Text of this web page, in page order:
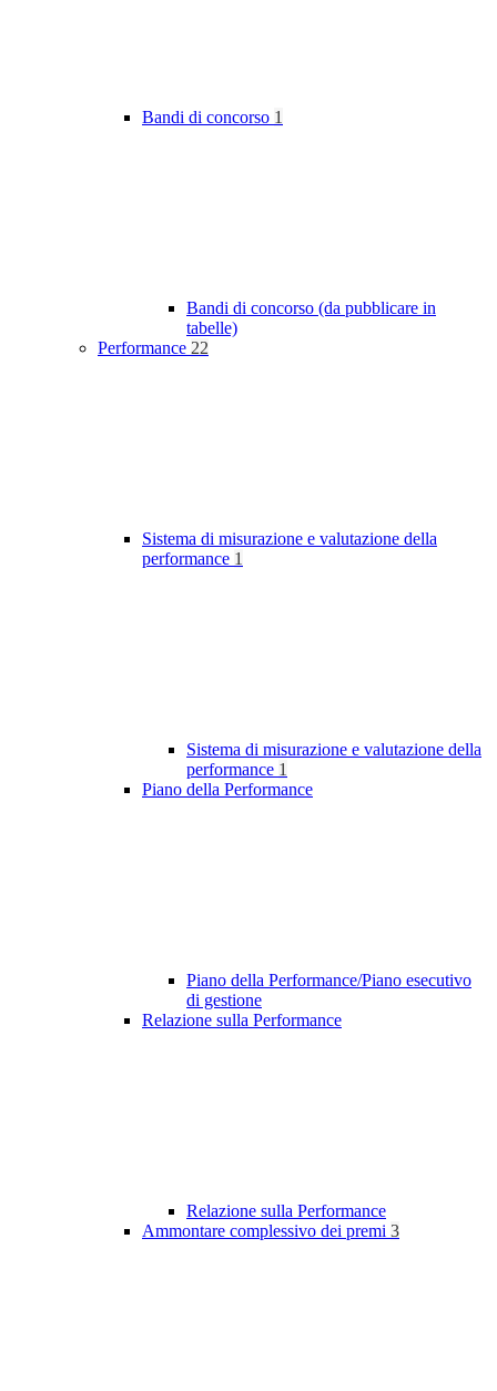
Bandi di concorso 1
Bandi di concorso (da pubblicare in
tabelle)
Performance 22
Sistema di misurazione e valutazione della
performance 1
Sistema di misurazione e valutazione della
performance 1
Piano della Performance
Piano della Performance/Piano esecutivo
di gestione
Relazione sulla Performance
Relazione sulla Performance
Ammontare complessivo dei premi 3